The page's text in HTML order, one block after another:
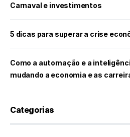
Carnaval e investimentos
5 dicas para superar a crise
Como a automação e a
mudando a economia e as
Categorias